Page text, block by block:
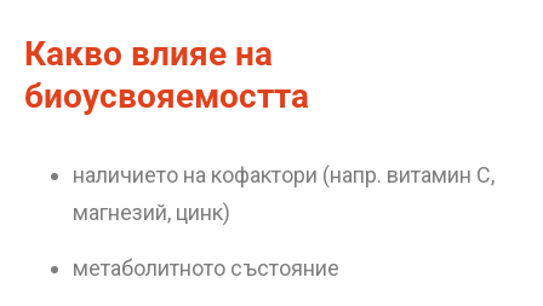
Какво влияе на
биоусвояемостта
наличието на кофактори (напр. витамин C,
магнезий, цинк)
метаболитното състояние